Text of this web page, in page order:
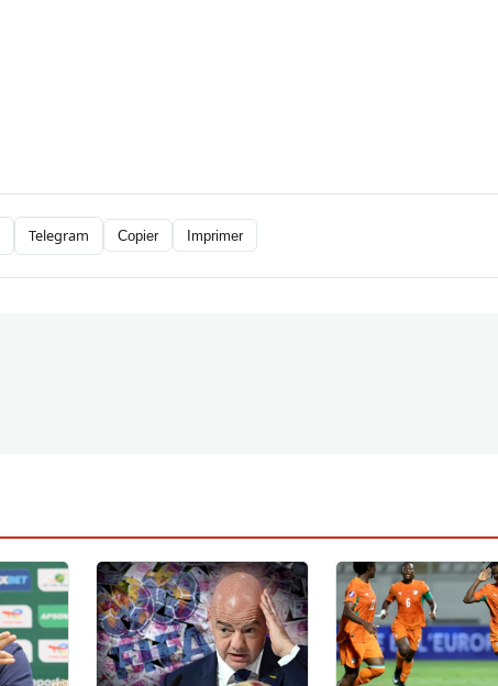
Telegram Copier Imprimer